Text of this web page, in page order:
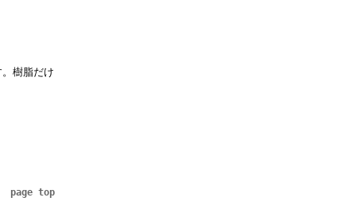
樹脂だけ
page top